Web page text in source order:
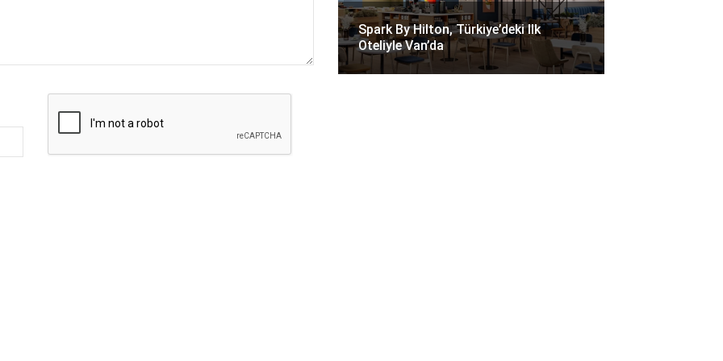
Spark By Hilton, Türkiye’deki Ilk
Oteliyle Van’da